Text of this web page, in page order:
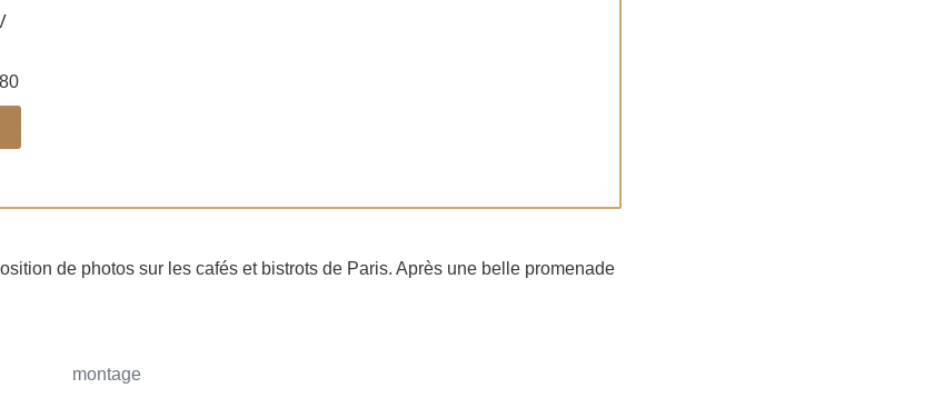
de photos sur les cafés et bistrots de Paris. Après une belle promenade